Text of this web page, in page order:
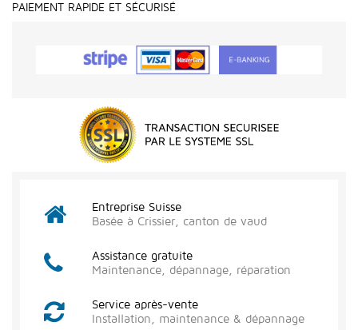
PAIEMENT RAPIDE ET SÉCURISÉ
Entreprise Suisse
Basée à Crissier, canton de vaud
Assistance gratuite
Maintenance, dépannage, réparation
Service après-vente
Installation, maintenance & dépannage